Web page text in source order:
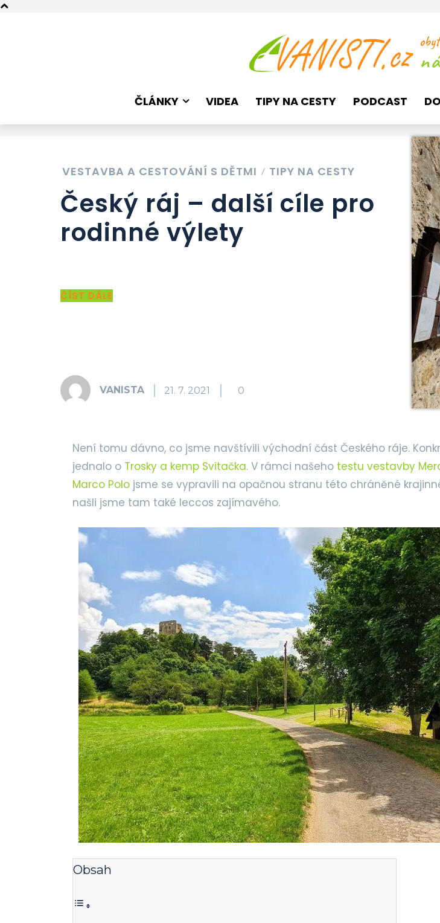
ČLÁNKY VIDEA TIPY NA CESTY PODCAST
VESTAVBA A CESTOVÁNÍ S DĚTMI TIPY NA CESTY
Český ráj – další cíle pro
rodinné výlety
ČÍST DÁLE
VANISTA 21. 7. 2021 0
Není tomu dávno, co jsme navštívili východní část Českého ráje.
jednalo o Trosky a kemp Svitačka. V rámci našeho testu vestavby
Marco Polo jsme se vypravili na opačnou stranu této chráněné
našli jsme tam také leccos zajímavého.
Obsah